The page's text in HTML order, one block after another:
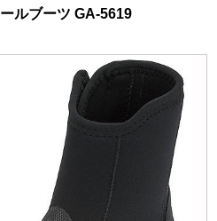
ルブーツ GA-5619